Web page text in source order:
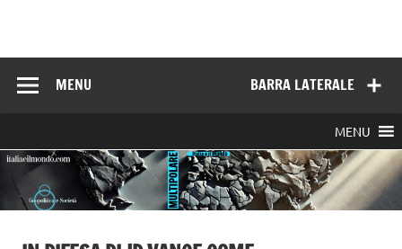
BARRA LATERALE
MENU
MENU